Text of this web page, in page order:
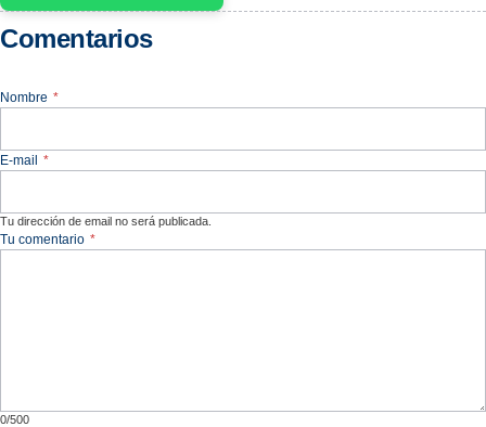
Comentarios
Nombre *
E-mail *
Tu dirección de email no será publicada.
Tu comentario *
0/500